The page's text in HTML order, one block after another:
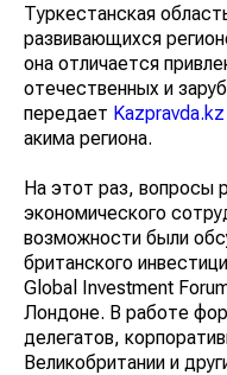
Туркестанская
развивающихся
она отличается
отечественных и
передает Kazpravda.kz
акима региона.
На этот раз, вопросы
экономического
возможности были
британского
Global Investment
Лондоне. В работе
400 делегатов,
Великобритании и